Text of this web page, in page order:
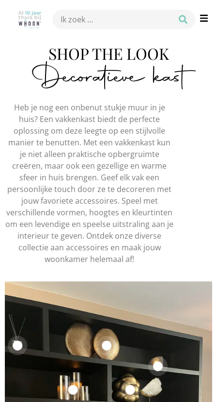
SHOP THE LOOK
Decoratieve kast
Heb je nog een onbenut stukje muur in je
huis? Een vakkenkast biedt de perfecte
oplossing om deze leegte op een stijlvolle
manier te benutten. Met een vakkenkast kun
je niet alleen praktische opbergruimte
creëren, maar ook een gezellige en warme
sfeer in huis brengen. Geef elk vak een
persoonlijke touch door ze te decoreren met
jouw favoriete accessoires. Speel met
verschillende vormen, hoogtes en kleurtinten
om een levendige en speelse uitstraling aan je
interieur te geven. Ontdek onze diverse
collectie aan accessoires en maak jouw
woonkamer helemaal af!